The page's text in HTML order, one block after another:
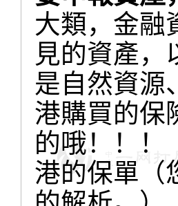
大類，金融
見的資產，
是自然資源
港購買的保
的哦！！！
港的保單（